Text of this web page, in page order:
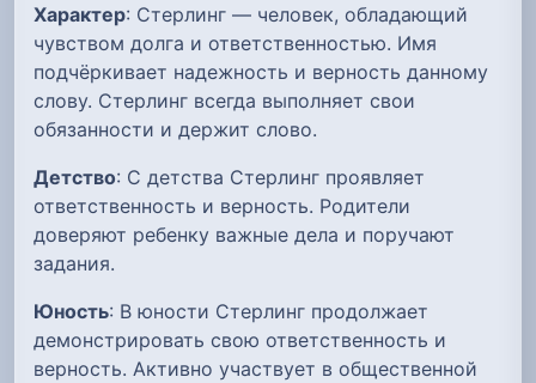
Характер: Стерлинг — человек, обладающий
чувством долга и ответственностью. Имя
подчёркивает надежность и верность данному
слову. Стерлинг всегда выполняет свои
обязанности и держит слово.
Детство: С детства Стерлинг проявляет
ответственность и верность. Родители
доверяют ребенку важные дела и поручают
задания.
Юность: В юности Стерлинг продолжает
демонстрировать свою ответственность и
верность. Активно участвует в общественной